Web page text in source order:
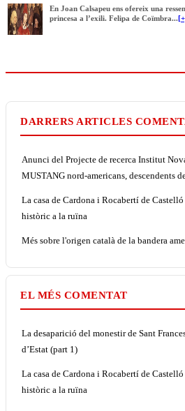
En Joan Calsapeu ens ofereix una
princesa a l’exili. Felipa de Coïmbra...
DARRERS ARTICLES
Anunci del Projecte de recerca Institut
MUSTANG nord-americans, descendents
La casa de Cardona i Rocabertí de
històric a la ruïna
Més sobre l'origen català de la bandera
EL MÉS COMENTAT
La desaparició del monestir de Sant
d’Estat (part 1)
La casa de Cardona i Rocabertí de
històric a la ruïna